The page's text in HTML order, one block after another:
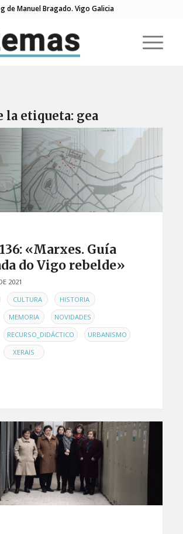
de Manuel Bragado. Vigo Galicia
la etiqueta: gea
«Marxes. Guía
do Vigo rebelde»
2021
, CULTURA , HISTORIA ,
MEMORIA , NOVIDADES ,
RECURSO_DIDÁCTICO , URBANISMO ,
XERAIS